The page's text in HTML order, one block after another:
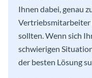
Ihnen dabei, genau
Vertriebsmitarbeiter
sollten. Wenn sich
schwierigen
der besten Lösung